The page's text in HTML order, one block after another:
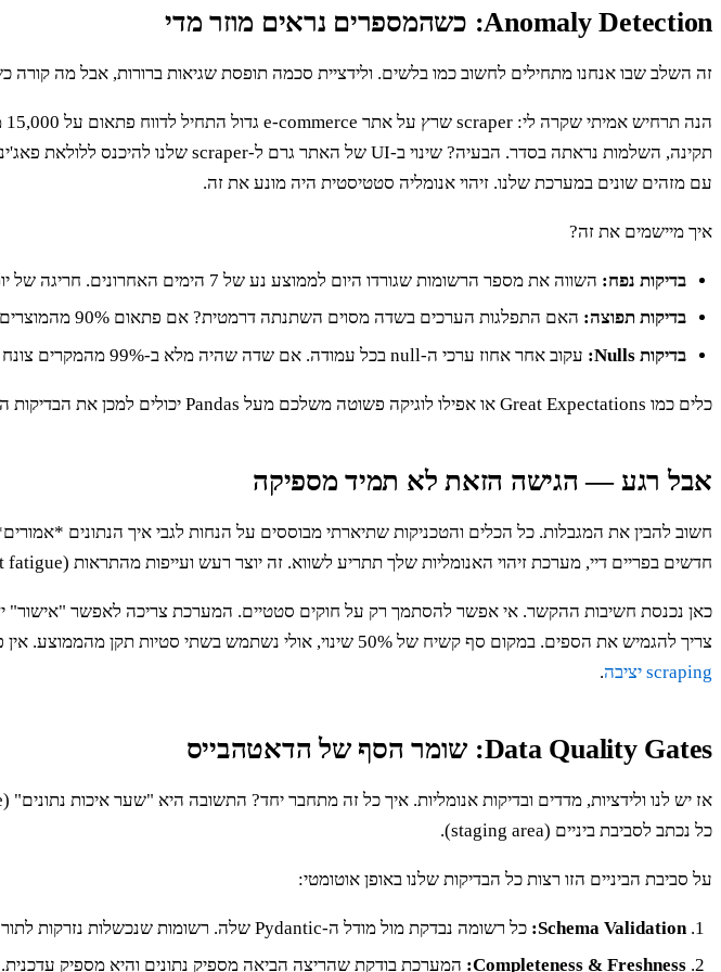
Anomaly Detection: כשהמספרים נראים מוזר מדי
זה השלב שבו אנחנו מתחילים לחשוב כמו בלשים. ולידציית סכמה תופסת שגיאות ברורות, אבל מה קורה
עם מזהים שונים במערכת שלנו. זיהוי אנומליה סטטיסטית היה מונע את זה.
איך מיישמים את זה?
בדיקות נפח: השווה את מספר הרשומות שגורדו היום לממוצע נע של 7 הימים האחרונים. חריגה של יותר מ-50% (למעלה או למטה) היא חשודה.
בדיקות תפוצה: האם התפלגות הערכים בשדה מסוים השתנתה דרמטית? אם פתאום 90% מהמוצרים מופיעים כמבצע, בזמן שהממוצע הוא 10%, כנראה שהלוגיקה שמזהה מבצעים נשברה.
בדיקות Nulls:
עקוב אחר אחוז ערכי ה-null בכל עמודה. אם שדה שהיה מלא ב-99% מהמקרים צונח פתאום ל-40%, זה סימן ברור לבעיה ב-parser.
כלים כמו Great Expectations או אפילו לוגיקה פשוטה משלכם מעל Pandas יכולים למכן את הבדיקות האלה.
אבל רגע — הגישה הזאת לא תמיד מספיקה
חדשים בפריים דיי, מערכת זיהוי האנומליות שלך תתריע לשווא. זה יוצר רעש ועייפות מהתראות (alert fatigue).
כאן נכנסת חשיבות ההקשר. אי אפשר להסתמך רק על חוקים סטטיים. המערכת צריכה לאפשר "אישור"
צריך להגמיש את הספים. במקום סף קשיח של 50% שינוי, אולי נשתמש בשתי סטיות תקן מהממוצע. אין פתרון קסם אחד, וצריך להתאים את הגישה לכל אתר מטרה. זה חלק מהאומנות של בניית
scraping יציבה
.
Data Quality Gates: שומר הסף של הדאטהבייס
כל נכתב לסביבת ביניים (staging area).
על סביבת הביניים הזו רצות כל הבדיקות שלנו באופן אוטומטי:
Schema Validation: כל רשומה נבדקת מול מודל ה-Pydantic שלה. רשומות שנכשלות נזרקות לתור נפרד לניתוח ידני.
Completeness & Freshness: המערכת בודקת שהריצה הביאה מספיק נתונים והיא מספיק עדכנית.